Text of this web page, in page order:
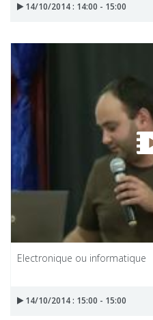
14/10/2014 : 14:00 - 15:00
Electronique ou informatique
14/10/2014 : 15:00 - 15:00